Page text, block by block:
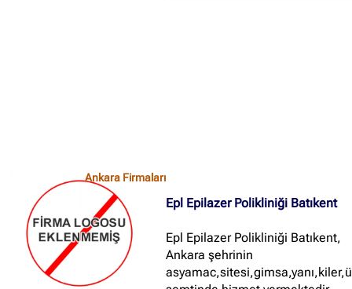
Ankara Firmaları
Epl Epilazer Polikliniği Batıkent
Epl Epilazer Polikliniği Batıkent,
Ankara şehrinin